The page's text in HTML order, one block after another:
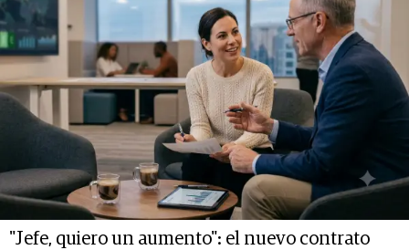
"Jefe, quiero un aumento": el nuevo contrato